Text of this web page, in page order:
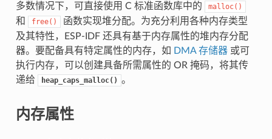
多数情况下，可直接使用 C 标准函数库中的 malloc()
和 free()
函数实现堆分配。为充分利用各种内存类型
及其特性，ESP-IDF 还具有基于内存属性的堆内存分配
器。要配备具有特定属性的内存，如
DMA 存储器或可
执行内存，可以创建具备所需属性的 OR 掩码，将其传
递给
heap_caps_malloc() 。
内存属性